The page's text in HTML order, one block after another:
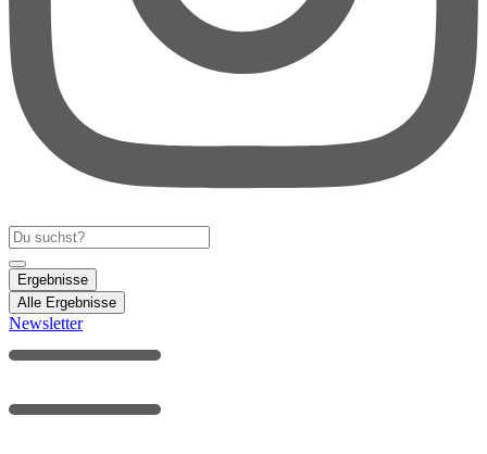
Search
...
Ergebnisse
Alle Ergebnisse
Newsletter